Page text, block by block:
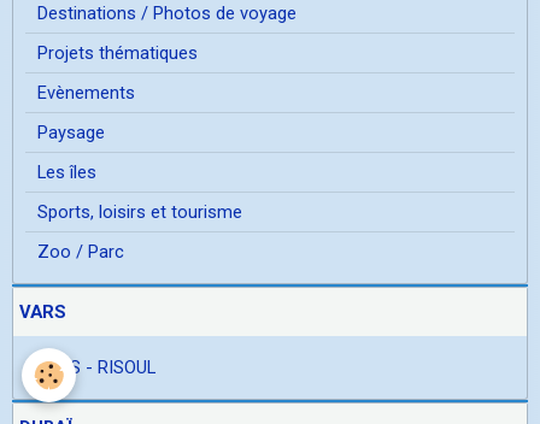
Destinations / Photos de voyage
Projets thématiques
Evènements
Paysage
Les îles
Sports, loisirs et tourisme
Zoo / Parc
VARS
VARS - RISOUL